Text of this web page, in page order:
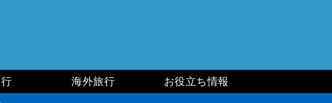
海外旅行 お役立ち情報